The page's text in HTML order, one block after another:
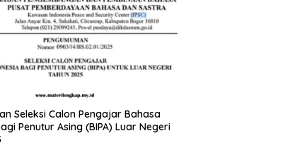
Seleksi Calon Pengajar Bahasa
Penutur Asing (BIPA) Luar Negeri